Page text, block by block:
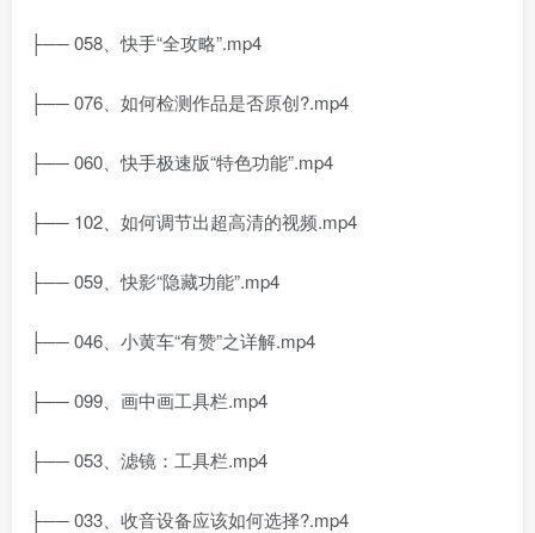
├── 058、快手“全攻略”.mp4
├── 076、如何检测作品是否原创?.mp4
├── 060、快手极速版“特色功能”.mp4
├── 102、如何调节出超高清的视频.mp4
├── 059、快影“隐藏功能”.mp4
├── 046、小黄车“有赞”之详解.mp4
├── 099、画中画工具栏.mp4
├── 053、滤镜：工具栏.mp4
├── 033、收音设备应该如何选择?.mp4